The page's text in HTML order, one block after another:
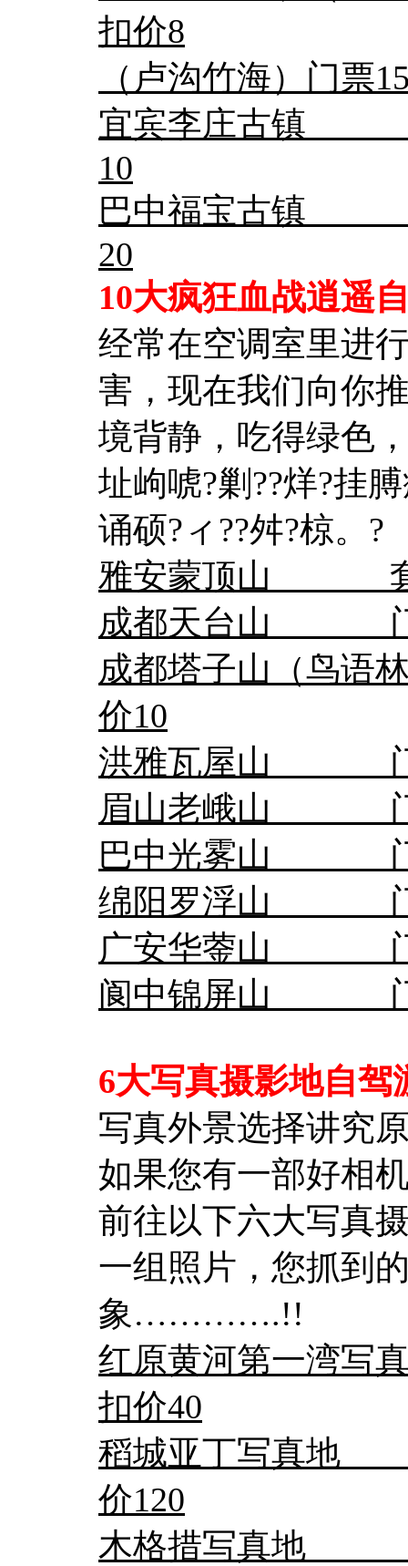
扣价8
（卢沟竹海）门
宜宾李庄古镇
10
巴中福宝古镇
20
10大疯狂血战逍遥
经常在空调室里进
害，现在我们向你
境背静，吃得绿色
址岣唬?剿??烊?挂
诵硕?ィ??舛?椋。?
雅安蒙顶山
成都天台山 门
成都塔子山（鸟
价10
洪雅瓦屋山 门
眉山老峨山 门
巴中光雾山 门
绵阳罗浮山 门
广安华蓥山 门
阆中锦屏山 门
6大写真摄影地自驾
写真外景选择讲究
如果您有一部好相
前往以下六大写真
一组照片，您抓到
象………….!!
红原黄河第一湾
扣价40
稻城亚丁写真
价120
木格措写真地